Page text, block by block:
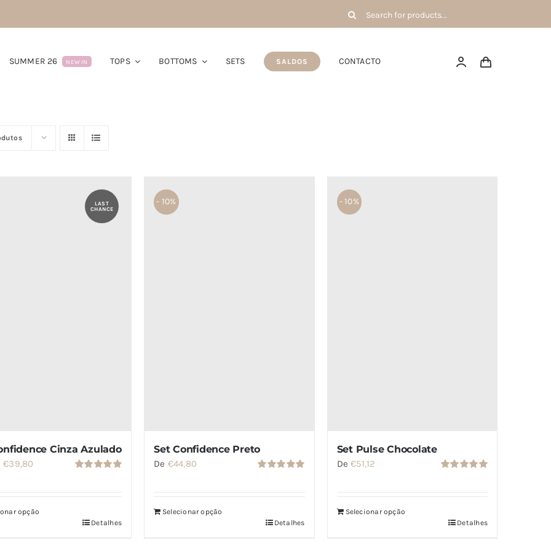
Pesquisar
por:
SUMMER 26 NEW IN TOPS BOTTOMS SETS SALDOS CONTACTO
LAST
CHANCE
Cinza Azulado
O
era:
€39,80
é:
opção
Detalhes
- 10%
Set Confidence Preto
De €44,80
Selecionar opção
Detalhes
- 10%
Set Pulse Chocolate
De €51,12
Selecionar opção
Detalhes